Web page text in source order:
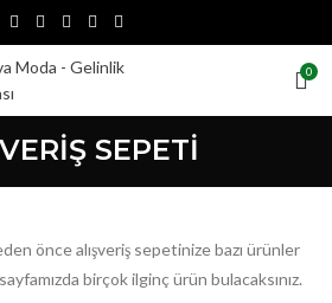
0
SEPETI
önce alışveriş sepetinize bazı ürünler
birçok ilginç ürün bulacaksınız.